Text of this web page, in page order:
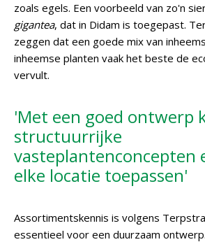
zoals egels. Een voorbeeld van zo'n
gigantea, dat in Didam is toegepast.
zeggen dat een goede mix van
inheemse planten vaak het beste de
vervult.
'Met een goed ontwerp
structuurrijke
vasteplantenconcepten
elke locatie toepassen'
Assortimentskennis is volgens
essentieel voor een duurzaam